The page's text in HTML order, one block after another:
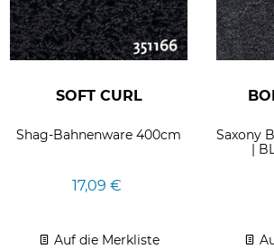
SOFT CURL
Shag-Bahnenware 400cm
17,09 €
Auf die Merkliste
Saxony
|